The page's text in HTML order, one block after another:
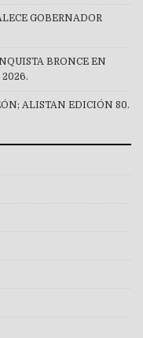
GOBERNADOR
BRONCE EN
2026.
ALISTAN EDICIÓN 80.